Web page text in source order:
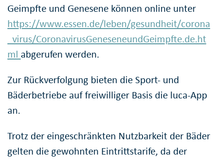
Geimpfte und Genesene können online unter
https://www.essen.de/leben/gesundheit/corona
_virus/CoronavirusGeneseneundGeimpfte.de.ht
ml abgerufen werden.
Zur Rückverfolgung bieten die Sport- und
Bäderbetriebe auf freiwilliger Basis die luca-App
an.
Trotz der eingeschränkten Nutzbarkeit der Bäder
gelten die gewohnten Eintrittstarife, da der